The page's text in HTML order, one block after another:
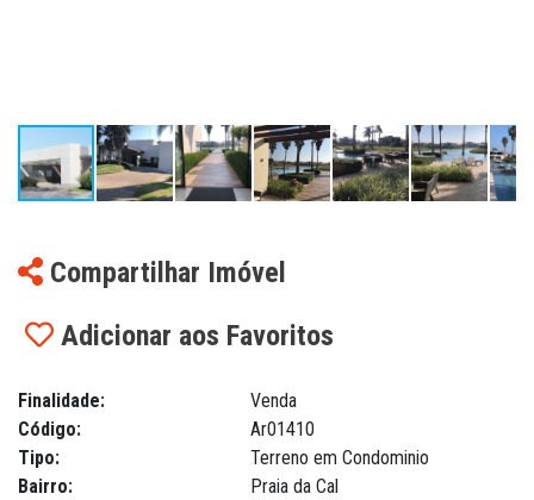
Compartilhar Imóvel
Adicionar aos Favoritos
Finalidade:
Código:
Tipo:
Bairro:
Venda
Ar01410
Terreno em Condominio
Praia da Cal